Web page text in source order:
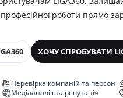
роботи прямо
ХОЧУ СПРОБУВАТИ
Перевірка компаній та персон
Медіааналіз та репутація